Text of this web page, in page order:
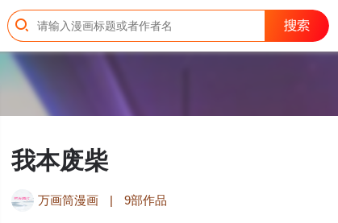
我本废柴
万画筒漫画 | 9部作品